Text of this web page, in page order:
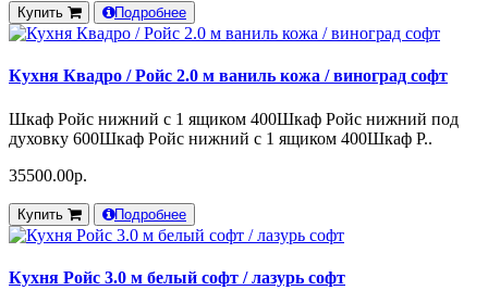
Купить Подробнее
Кухня Квадро / Ройс 2.0 м ваниль кожа / виноград софт
Шкаф Ройс нижний с 1 ящиком 400Шкаф Ройс нижний под
духовку 600Шкаф Ройс нижний с 1 ящиком 400Шкаф Р..
35500.00р.
Купить Подробнее
Кухня Ройс 3.0 м белый софт / лазурь софт